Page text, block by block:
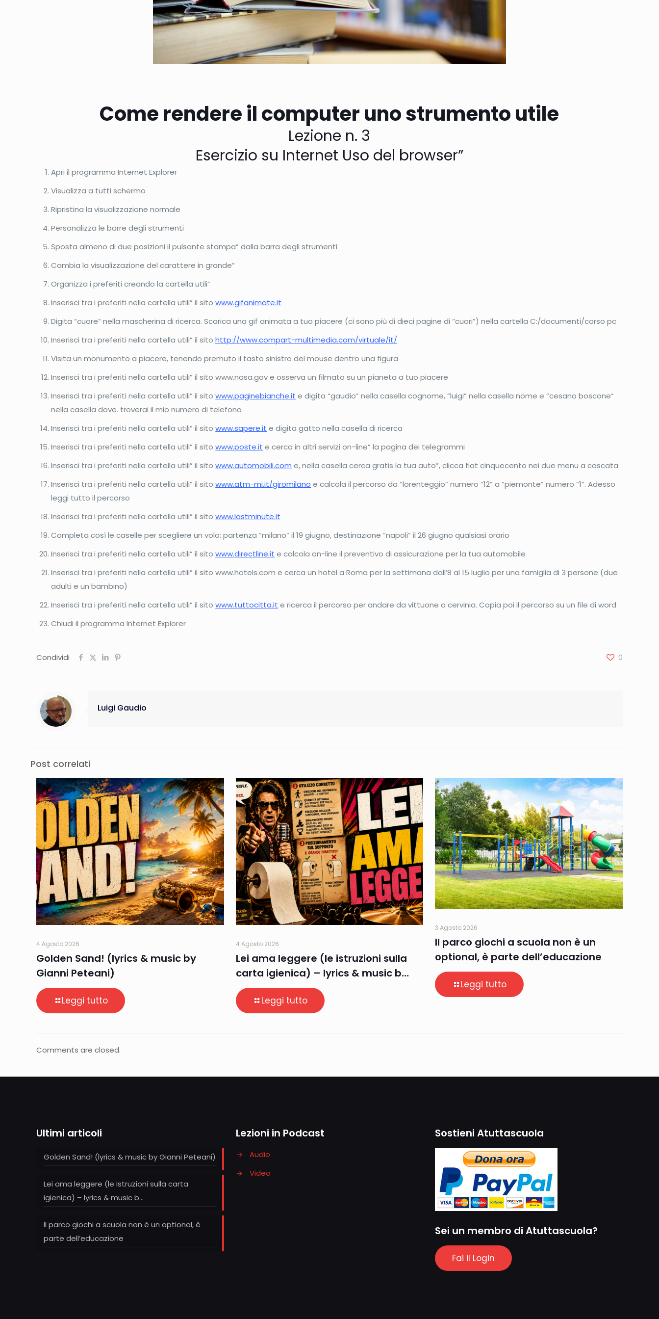
Come rendere il computer uno strumento utile
Lezione n. 3
Esercizio su Internet Uso del browser”
Apri il programma Internet Explorer
Visualizza a tutti schermo
Ripristina la visualizzazione normale
Personalizza le barre degli strumenti
Sposta almeno di due posizioni il pulsante stampa” dalla barra degli strumenti
Cambia la visualizzazione del carattere in grande”
Organizza i preferiti creando la cartella utili”
Inserisci tra i preferiti nella cartella utili” il sitowww.gifanimate.it
Digita “cuore” nella mascherina di ricerca. Scarica una gif animata a tuo piacere (ci sono più di dieci pagine di “cuori”) nella cartella C:/documenti/corso pc
Inserisci tra i preferiti nella cartella utili” il sitohttp://www.compart-multimedia.com/virtuale/it/
Visita un monumento a piacere, tenendo premuto il tasto sinistro del mouse dentro una figura
Inserisci tra i preferiti nella cartella utili” il sito www.nasa.gov e osserva un filmato su un pianeta a tuo piacere
Inserisci tra i preferiti nella cartella utili” il sitowww.paginebianche.it e digita “gaudio” nella casella cognome, “luigi” nella casella nome e “cesano boscone”
nella casella dove. troverai il mio numero di telefono
Inserisci tra i preferiti nella cartella utili” il sitowww.sapere.it e digita gatto nella casella di ricerca
Inserisci tra i preferiti nella cartella utili” il sitowww.poste.it e cerca in altri servizi on-line” la pagina dei telegrammi
Inserisci tra i preferiti nella cartella utili” il sitowww.automobili.com e, nella casella cerca gratis la tua auto”, clicca fiat cinquecento nei due menu a cascata
Inserisci tra i preferiti nella cartella utili” il sitowww.atm-mi.it/giromilano e calcola il percorso da “lorenteggio” numero “12” a “piemonte” numero “1”. Adesso
leggi tutto il percorso
Inserisci tra i preferiti nella cartella utili” il sitowww.lastminute.it
Completa così le caselle per scegliere un volo: partenza “milano” il 19 giugno, destinazione “napoli” il 26 giugno qualsiasi orario
Inserisci tra i preferiti nella cartella utili” il sitowww.directline.it e calcola on-line il preventivo di assicurazione per la tua automobile
Inserisci tra i preferiti nella cartella utili” il sito www.hotels.com e cerca un hotel a Roma per la settimana dall’8 al 15 luglio per una famiglia di 3 persone (due
adulti e un bambino)
Inserisci tra i preferiti nella cartella utili” il sitowww.tuttocitta.it e ricerca il percorso per andare da vittuone a cervinia. Copia poi il percorso su un file di word
Chiudi il programma Internet Explorer
Condividi 0
Luigi Gaudio
Post correlati
4 Agosto 2026
Golden Sand! (lyrics & music by
Gianni Peteani)
Leggi tutto
4 Agosto 2026
Lei ama leggere (le istruzioni sulla
carta igienica) – lyrics & music b…
Leggi tutto
3 Agosto 2026
Il parco giochi a scuola non è un
optional, è parte dell’educazione
Leggi tutto
Comments are closed.
Ultimi articoli
Golden Sand! (lyrics & music by Gianni Peteani)
Lei ama leggere (le istruzioni sulla carta
igienica) – lyrics & music b…
Il parco giochi a scuola non è un optional, è
parte dell’educazione
Lezioni in Podcast
→
Audio
→
Video
Sostieni Atuttascuola
Sei un membro di Atuttascuola?
Fai il Login